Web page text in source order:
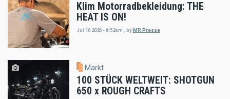
Klim Motorradbekleidung: THE
HEAT IS ON!
Jul 16 2026 - 8:52am byMR Presse
Markt
100 STÜCK WELTWEIT: SHOTGUN
650 x ROUGH CRAFTS